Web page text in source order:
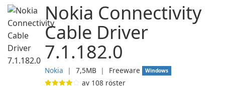
Nokia Connectivity
Cable Driver
7.1.182.0
Nokia ❘ 7,5MB ❘ Freeware Windows
av 108 röster